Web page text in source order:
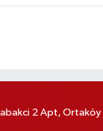
2 Apt, Ortaköy